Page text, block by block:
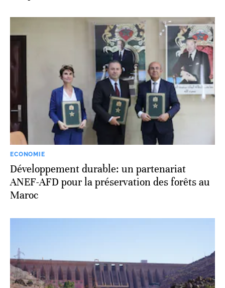
ECONOMIE
Développement durable: un partenariat
ANEF-AFD pour la préservation des forêts au
Maroc